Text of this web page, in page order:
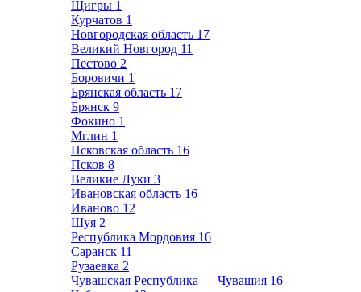
Щигры 1
Курчатов 1
Новгородская область 17
Великий Новгород 11
Пестово 2
Боровичи 1
Брянская область 17
Брянск 9
Фокино 1
Мглин 1
Псковская область 16
Псков 8
Великие Луки 3
Ивановская область 16
Иваново 12
Шуя 2
Республика Мордовия 16
Саранск 11
Рузаевка 2
Чувашская Республика — Чувашия 16